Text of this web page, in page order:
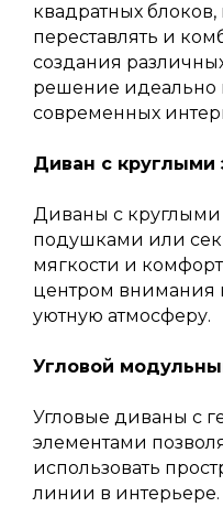
квадратных
переставлять и
создания
решение идеально
современных
Диван с круглыми
Диваны с
подушками или
мягкости и
центром внимания
уютную атмосферу.
Угловой
Угловые диваны с
элементами
использовать
линии в
ШОУРУМ
+7 862 555-
с 10:00 до 19:00
Записаться в